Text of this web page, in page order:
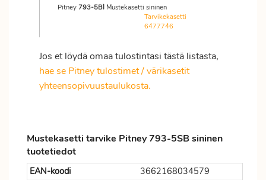
Pitney 793-5BI Mustekasetti sininen
Tarvikekasetti
6477746
Jos et löydä omaa tulostintasi tästä listasta,
hae se Pitney tulostimet / värikasetit
yhteensopivuustaulukosta.
Mustekasetti tarvike Pitney 793-5SB sininen
tuotetiedot
EAN-koodi
3662168034579